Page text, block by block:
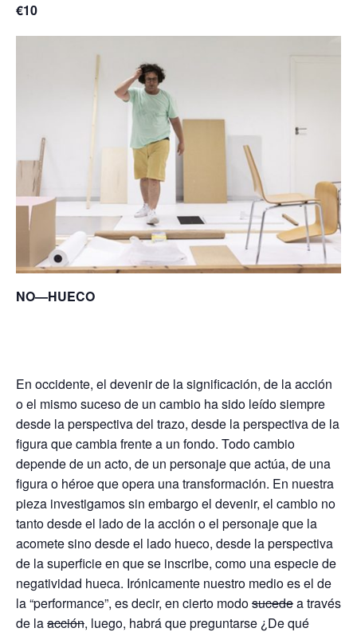
€10
NO—HUECO
En occidente, el devenir de la significación, de la acción
o el mismo suceso de un cambio ha sido leído siempre
desde la perspectiva del trazo, desde la perspectiva de la
figura que cambia frente a un fondo. Todo cambio
depende de un acto, de un personaje que actúa, de una
figura o héroe que opera una transformación. En nuestra
pieza investigamos sin embargo el devenir, el cambio no
tanto desde el lado de la acción o el personaje que la
acomete sino desde el lado hueco, desde la perspectiva
de la superficie en que se inscribe, como una especie de
negatividad hueca. Irónicamente nuestro medio es el de
la “performance”, es decir, en cierto modosucedea través
de laacción, luego, habrá que preguntarse ¿De qué